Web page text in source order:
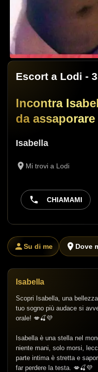
Escort a Lodi -
Incontra
da
Isabella
Mi trovi a Lodi
CHIAMAMI
Su di me Dove
Isabella
Scopri Isabella, una
tuo sogno più audace si
orale! 💋🍒💜
Isabella è una stella nel
niente mani, solo morsi,
parte intima è stretta e
far perdere la testa. 💋🍒💜